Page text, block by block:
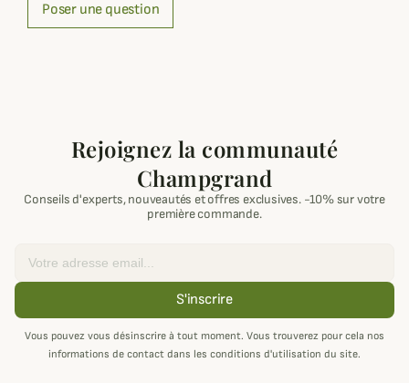
Poser une question
Rejoignez la communauté
Champgrand
Conseils d'experts, nouveautés et offres exclusives. -10% sur votre
première commande.
S'inscrire
Vous pouvez vous désinscrire à tout moment. Vous trouverez pour cela nos
informations de contact dans les conditions d'utilisation du site.